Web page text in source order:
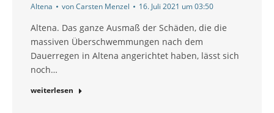
Altena vonCarsten Menzel 16. Juli 2021 um 03:50
Altena. Das ganze Ausmaß der Schäden, die die
massiven Überschwemmungen nach dem
Dauerregen in Altena angerichtet haben, lässt sich
noch…
weiterlesen